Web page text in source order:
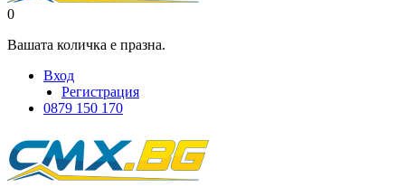
0
Вашата количка е празна.
Вход
Регистрация
0879 150 170